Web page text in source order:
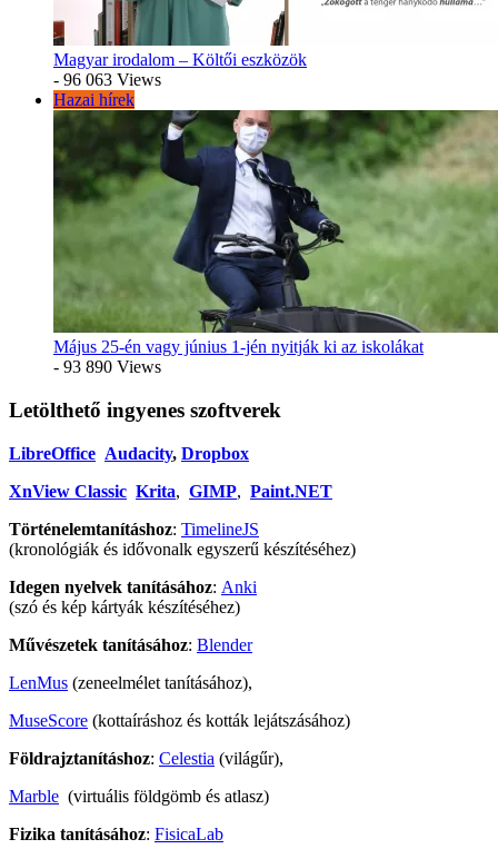
Magyar irodalom – Költői eszközök
- 96 063 Views
Hazai hírek
Május 25-én vagy június 1-jén nyitják ki az iskolákat
- 93 890 Views
Letölthető ingyenes szoftverek
LibreOffice Audacity, Dropbox
XnView Classic Krita, GIMP, Paint.NET
Történelemtanításhoz: TimelineJS
(kronológiák és idővonalk egyszerű készítéséhez)
Idegen nyelvek tanításához: Anki
(szó és kép kártyák készítéséhez)
Művészetek tanításához: Blender
LenMus (zeneelmélet tanításához),
MuseScore (kottaíráshoz és kották lejátszásához)
Földrajztanításhoz: Celestia (világűr),
Marble (virtuális földgömb és atlasz)
Fizika tanításához: FisicaLab